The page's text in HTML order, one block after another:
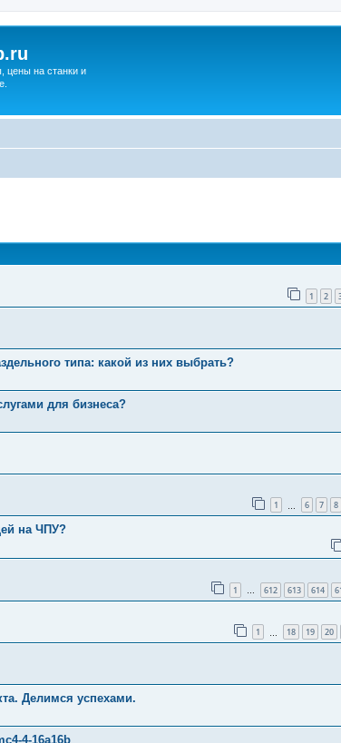
цены на станки и
1 2
типа: какой из них выбрать?
для бизнеса?
1 6 7 8
на ЧПУ?
1 … 612 613 614
1 18 19 20
Делимся успехами.
4-16a16b